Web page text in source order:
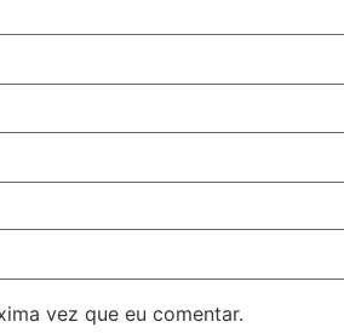
vez que eu comentar.